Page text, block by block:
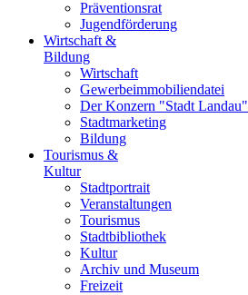
Präventionsrat
Jugendförderung
Wirtschaft &
Bildung
Wirtschaft
Gewerbeimmobiliendatei
Der Konzern "Stadt Landau"
Stadtmarketing
Bildung
Tourismus &
Kultur
Stadtportrait
Veranstaltungen
Tourismus
Stadtbibliothek
Kultur
Archiv und Museum
Freizeit